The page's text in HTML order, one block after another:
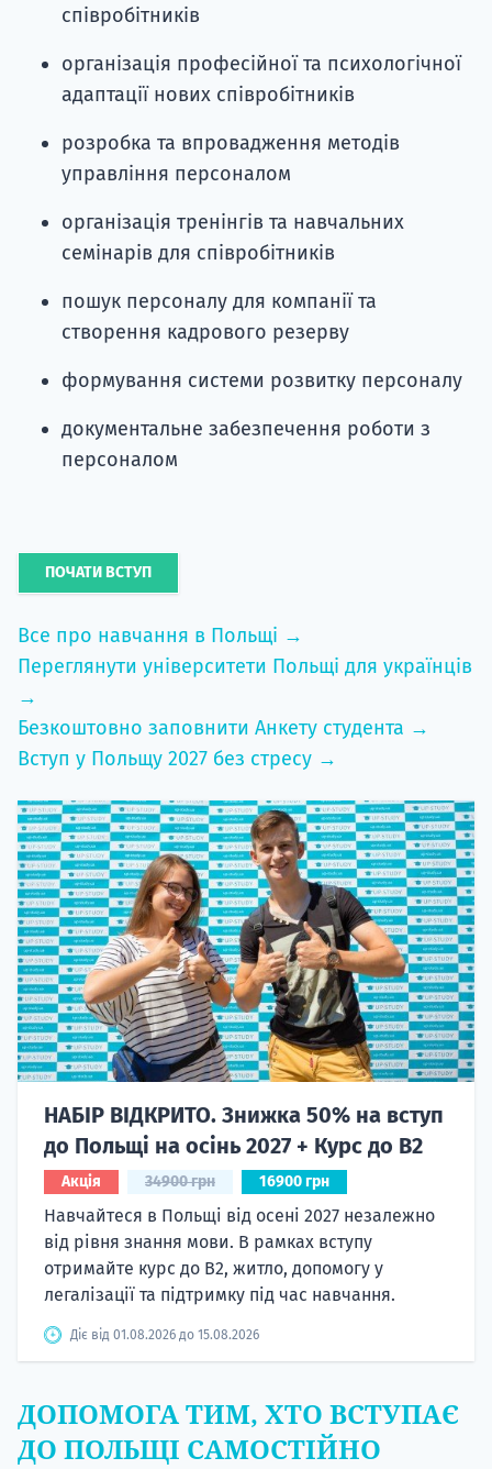
співробітників
організація професійної та психологічної
адаптації нових співробітників
розробка та впровадження методів
управління персоналом
організація тренінгів та навчальних
семінарів для співробітників
пошук персоналу для компанії та
створення кадрового резерву
формування системи розвитку персоналу
документальне забезпечення роботи з
персоналом
ПОЧАТИ ВСТУП
Все про навчання в Польщі →
Переглянути університети Польщі для українців
→
Безкоштовно заповнити Анкету студента →
Вступ у Польщу 2027 без стресу →
НАБІР ВІДКРИТО. Знижка 50% на вступ
до Польщі на осінь 2027 + Курс до B2
Акція 34900 грн 16900 грн
Навчайтеся в Польщі від осені 2027 незалежно
від рівня знання мови. В рамках вступу
отримайте курс до B2, житло, допомогу у
легалізації та підтримку під час навчання.
Діє від 01.08.2026 до 15.08.2026
ДОПОМОГА ТИМ, ХТО ВСТУПАЄ
ДО ПОЛЬЩІ САМОСТІЙНО